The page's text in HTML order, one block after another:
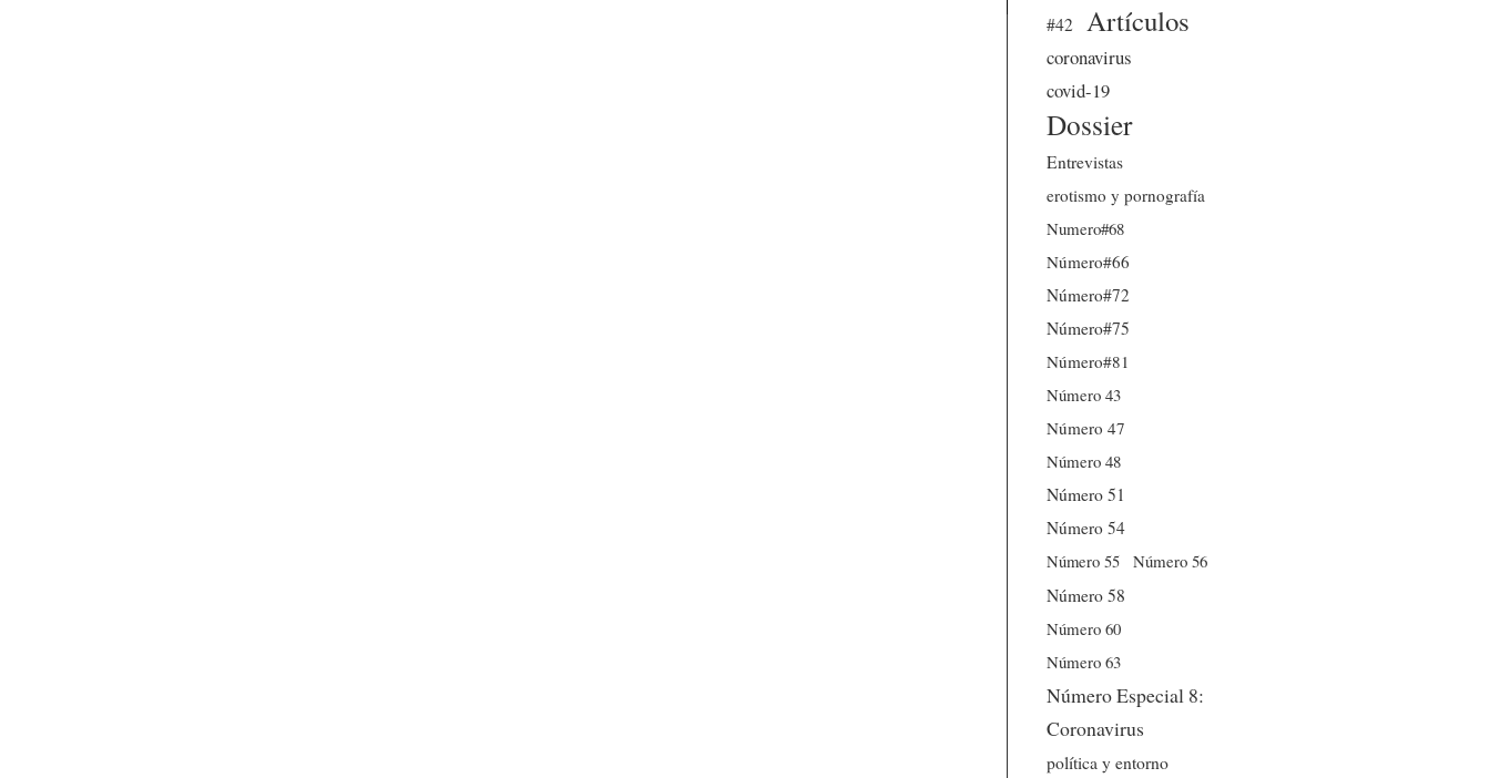
#42
Artículos
coronavirus
covid-19
Dossier
Entrevistas
erotismo y pornografía
Numero#68
Número#66
Número#72
Número#75
Número#81
Número 43
Número 47
Número 48
Número 51
Número 54
Número 55
Número 56
Número 58
Número 60
Número 63
Número Especial 8:
Coronavirus
política y entorno